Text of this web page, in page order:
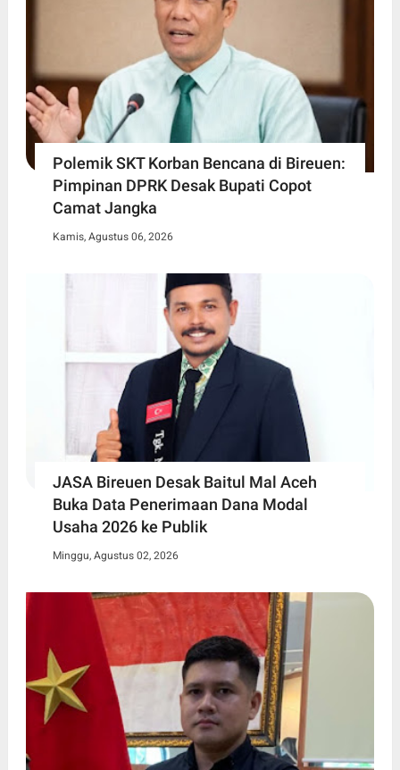
Polemik SKT Korban Bencana di Bireuen:
Pimpinan DPRK Desak Bupati Copot
Camat Jangka
Kamis, Agustus 06, 2026
JASA Bireuen Desak Baitul Mal Aceh
Buka Data Penerimaan Dana Modal
Usaha 2026 ke Publik
Minggu, Agustus 02, 2026